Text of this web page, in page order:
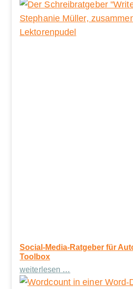
Social-Media-Ratgeber für
Toolbox
weiterlesen …